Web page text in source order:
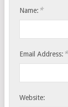
Name: *
Email Address: *
Website: